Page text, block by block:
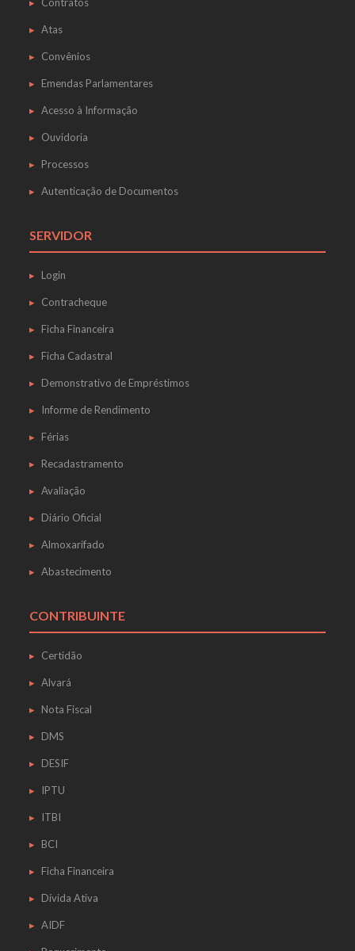
Atas
Convênios
Emendas Parlamentares
Acesso à Informação
Ouvidoria
Processos
Autenticação de Documentos
SERVIDOR
Login
Contracheque
Ficha Financeira
Ficha Cadastral
Demonstrativo de Empréstimos
Informe de Rendimento
Férias
Recadastramento
Avaliação
Diário Oficial
Almoxarifado
Abastecimento
CONTRIBUINTE
Certidão
Alvará
Nota Fiscal
DMS
DESIF
IPTU
ITBI
BCI
Ficha Financeira
Dívida Ativa
AIDF